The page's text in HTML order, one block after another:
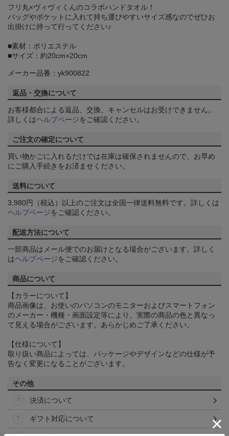
フリ丸×ヴィヴィくんのコラボハンドタオル！
バッグやポケットに入れて持ち運びやすいサイズ感なのでぜひお
出掛けに持って行ってください♪
■素材：ポリエステル
■サイズ：約20cm×20cm
メーカー品番：yk900822
返品・交換について
お客様都合による返品、交換、キャンセルはお受けできません。
詳しくはヘルプページをご確認ください。
ご注文の確定について
買い物かごに入れるだけでは在庫は確保されませんので、お早め
にご購入手続きをお済ませください。
送料について
3,980円（税込）以上のご注文は全国一律送料無料です。詳しくは
ヘルプページをご確認ください。
配送方法について
一部商品はメール便でのお届けとなる場合がございます。詳しく
はヘルプページをご確認ください。
商品について
【カラーについて】
商品画像は、お使いのパソコンのモニターおよびスマートフォン
のメーカー・機種・画面設定等により、実際の商品の色と異なっ
て見える場合がございます。あらかじめご了承ください。
【仕様について】
取り扱い商品によっては、パッケージやデザインなどの仕様が予
告なく変更になることがございます。
その他
決済について
ギフト対応について